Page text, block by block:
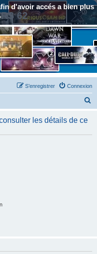
d'avoir accés a bien plus
62
Connexion
S’enregistrer
h
les détails de ce